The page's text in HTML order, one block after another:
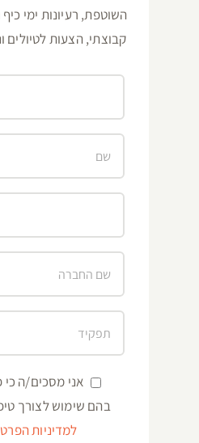
השוטפת, רעיונות ימי
קבוצתי, הצעות לטיולים
אני מסכים/ה כי
בהם שימוש לצורך
למדיניות